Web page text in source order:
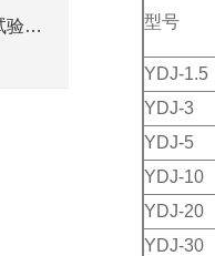
高压电力预防性试验的基本试验项目 型号
YDJ-1.5
YDJ-3
YDJ-5
YDJ-10
YDJ-20
YDJ-30